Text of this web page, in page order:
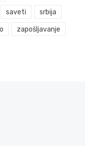
saveti srbija
zapošljavanje